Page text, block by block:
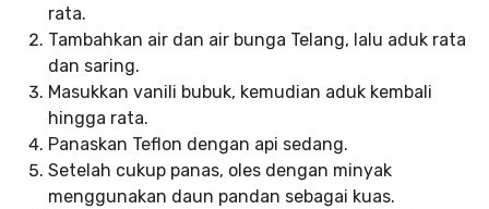
rata.
Tambahkan air dan air bunga Telang, lalu aduk rata
dan saring.
Masukkan vanili bubuk, kemudian aduk kembali
hingga rata.
Panaskan Teflon dengan api sedang.
Setelah cukup panas, oles dengan minyak
menggunakan daun pandan sebagai kuas.